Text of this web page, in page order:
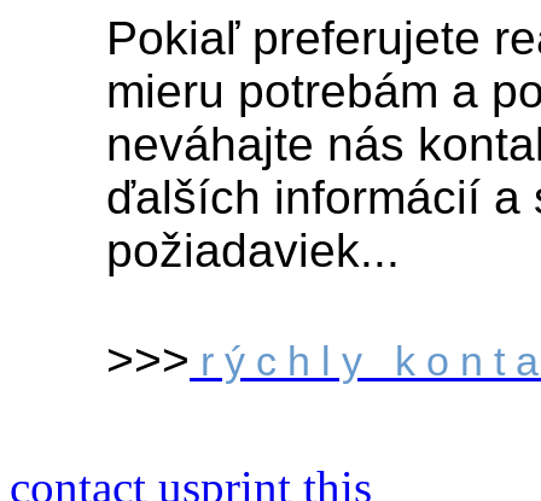
Pokiaľ preferujete
mieru potrebám a
neváhajte nás
ďalších informácií a
požiadaviek...
>>> r ý c h l y k o n t
contact usprint this